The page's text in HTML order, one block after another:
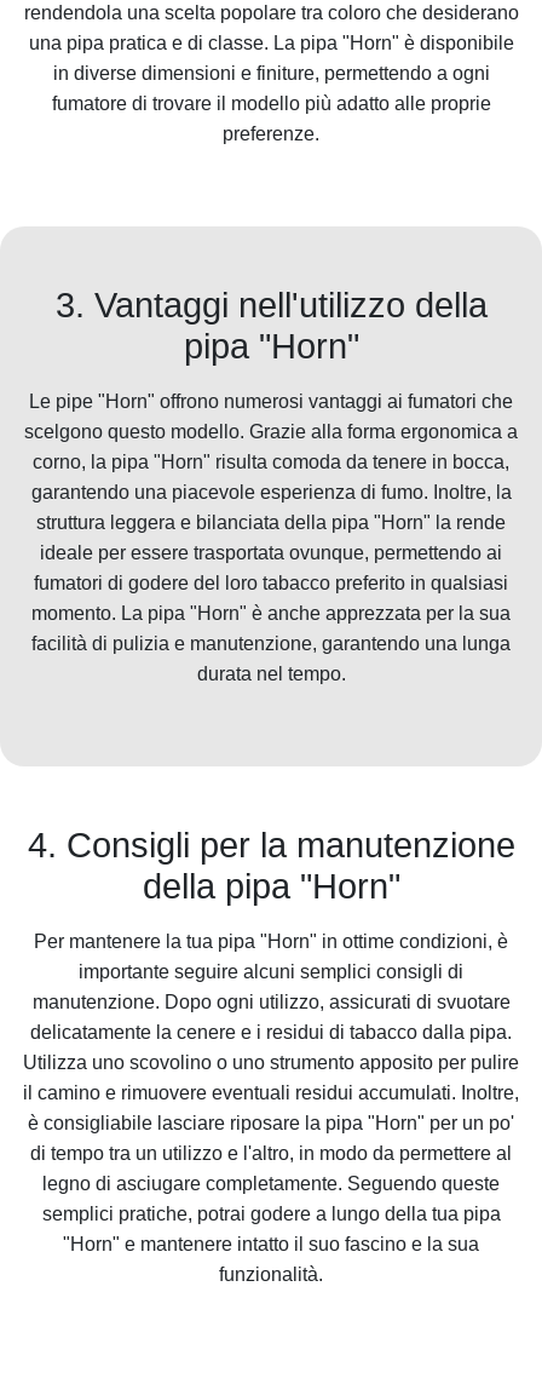
rendendola una scelta popolare tra coloro che desiderano
una pipa pratica e di classe. La pipa "Horn" è disponibile
in diverse dimensioni e finiture, permettendo a ogni
fumatore di trovare il modello più adatto alle proprie
preferenze.
3. Vantaggi nell'utilizzo della
pipa "Horn"
Le pipe "Horn" offrono numerosi vantaggi ai fumatori che
scelgono questo modello. Grazie alla forma ergonomica a
corno, la pipa "Horn" risulta comoda da tenere in bocca,
garantendo una piacevole esperienza di fumo. Inoltre, la
struttura leggera e bilanciata della pipa "Horn" la rende
ideale per essere trasportata ovunque, permettendo ai
fumatori di godere del loro tabacco preferito in qualsiasi
momento. La pipa "Horn" è anche apprezzata per la sua
facilità di pulizia e manutenzione, garantendo una lunga
durata nel tempo.
4. Consigli per la manutenzione
della pipa "Horn"
Per mantenere la tua pipa "Horn" in ottime condizioni, è
importante seguire alcuni semplici consigli di
manutenzione. Dopo ogni utilizzo, assicurati di svuotare
delicatamente la cenere e i residui di tabacco dalla pipa.
Utilizza uno scovolino o uno strumento apposito per pulire
il camino e rimuovere eventuali residui accumulati. Inoltre,
è consigliabile lasciare riposare la pipa "Horn" per un po'
di tempo tra un utilizzo e l'altro, in modo da permettere al
legno di asciugare completamente. Seguendo queste
semplici pratiche, potrai godere a lungo della tua pipa
"Horn" e mantenere intatto il suo fascino e la sua
funzionalità.